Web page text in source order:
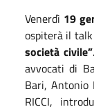
Venerdì 19
ospiterà il
società civile”
avvocati di
Bari, Antonio
RICCI,